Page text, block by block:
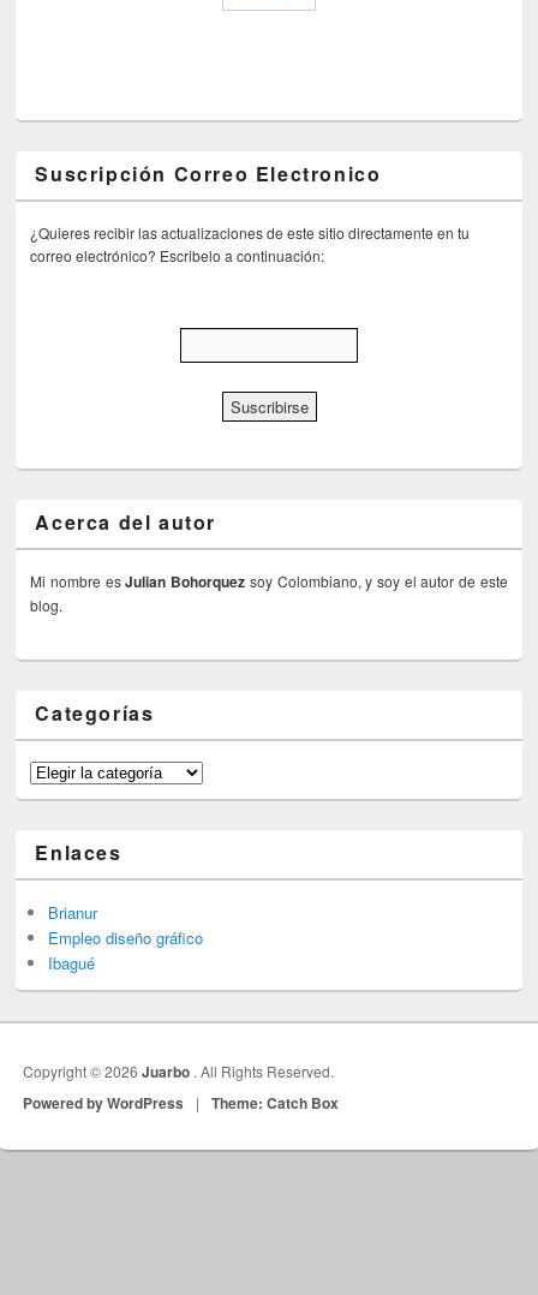
Suscripción Correo Electronico
¿Quieres recibir las actualizaciones de este sitio directamente en tu
correo electrónico? Escribelo a continuación:
Acerca del autor
Mi nombre esJulian Bohorquez soy Colombiano, y soy el autor de este
blog.
Categorías
Categorías
Enlaces
Brianur
Empleo diseño gráfico
Ibagué
Copyright © 2026Juarbo . All Rights Reserved.
Powered by WordPress | Theme: Catch Box